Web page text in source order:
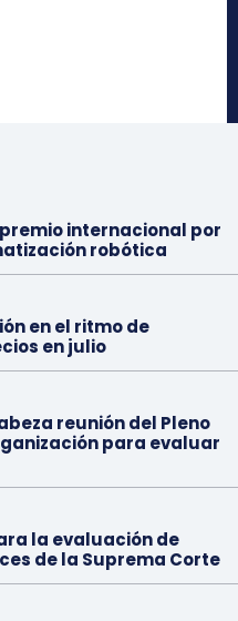
internacional por
robótica
en el ritmo de
en julio
reunión del Pleno
para evaluar
la evaluación de
de la Suprema Corte